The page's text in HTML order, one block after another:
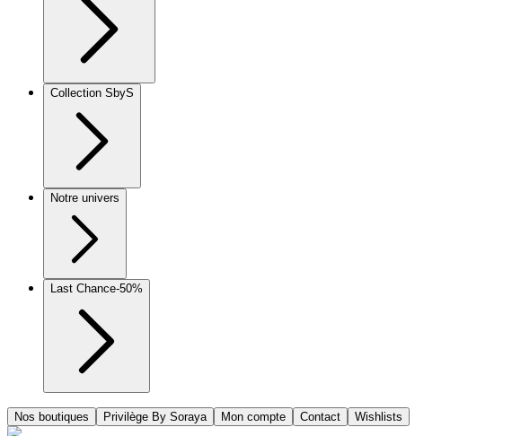
Collection SbyS
Notre univers
Last Chance-50%
Nos boutiques Privilège By Soraya Mon compte Contact Wishlists